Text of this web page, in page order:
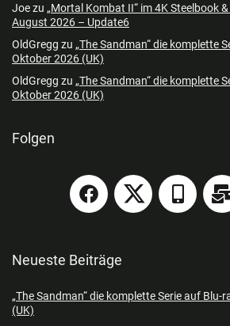
Joezu „Mortal Kombat II“ im 4K Steelbook
August 2026 – Update6
OldGregg zu „The Sandman“ die komplette
Oktober 2026 (UK)
OldGregg zu „The Sandman“ die komplette
Oktober 2026 (UK)
Folgen
Neueste Beiträge
„The Sandman“ die komplette Serie auf Blu-
(UK)